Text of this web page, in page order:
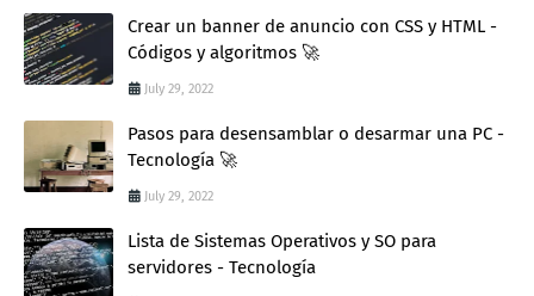
Crear un banner de anuncio con CSS y HTML -
Códigos y algoritmos 🚀
July 29, 2022
Pasos para desensamblar o desarmar una PC -
Tecnología 🚀
July 29, 2022
Lista de Sistemas Operativos y SO para
servidores - Tecnología